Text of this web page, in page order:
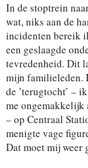
In de stoptrein
wat, niks aan de
incidenten bereik
een geslaagde
tevredenheid. Dit
mijn familieleden.
de ’terugtocht’ –
me ongemakkelijk
– op Centraal
menigte vage
Dat moet mij weer